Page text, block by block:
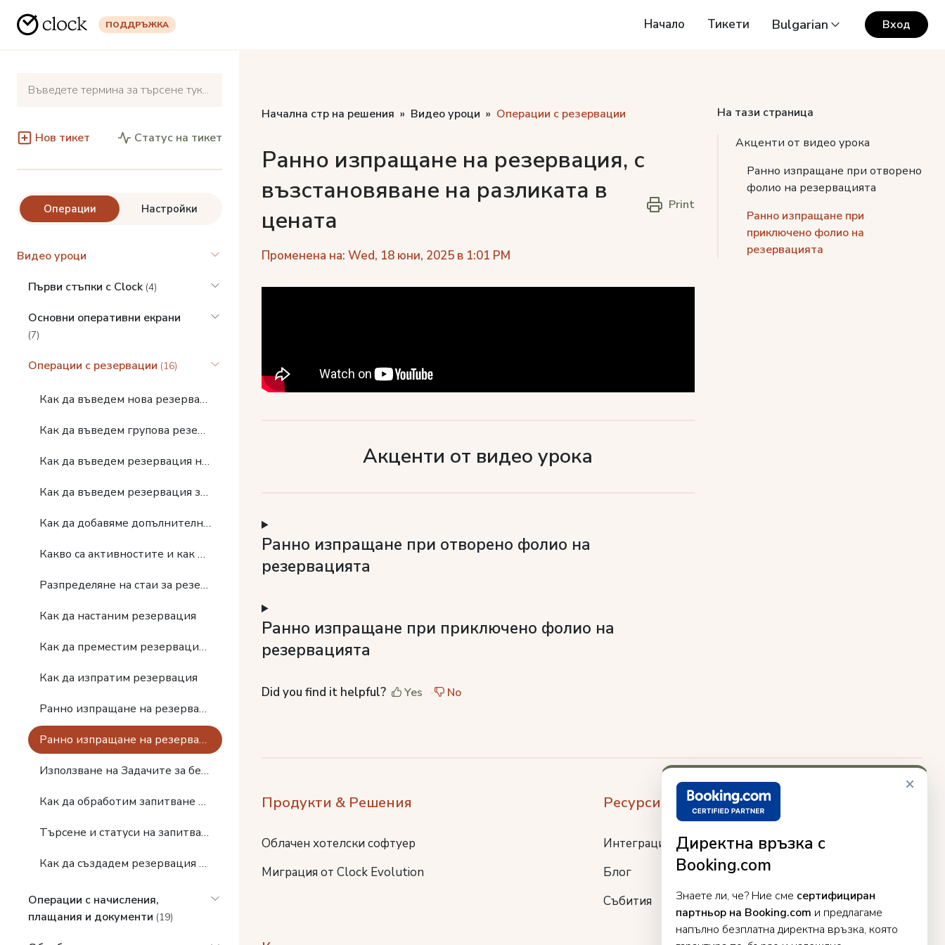
ПОДДРЪЖКА Начало Тикети Bulgarian Вход
×
Директна връзка с
Booking.com
Знаете ли, че? Ние сме сертифициран
партньор на Booking.com и предлагаме
напълно безплатна директна връзка, която
Нов тикет Статус на тикет
Операции Настройки
Видео уроци
Първи стъпки с Clock (4)
Основни оперативни екрани
(7)
Операции с резервации (16)
Как да въведем нова резервация
Как да въведем групова резервация
Как да въведем резервация на Kомпания
Как да въведем резервация за Мероприятие или Блок
Как да добавяме допълнителни услуги при създаване на резервации
Какво са активностите и как да ги резервираме
Разпределяне на стаи за резервациите
Как да настаним резервация
Как да преместим резервация в друга стая
Как да изпратим резервация
Ранно изпращане на резервация, без възстановяване на разликата в цената
Ранно изпращане на резервация, с възстановяване на разликата в цената
Използване на Задачите за бележки и напомняния
Как да обработим запитване за резервация и да изпратим отговор на клиента
Търсене и статуси на запитванията, списък чакащи
Как да създадем резервация на база запитване за резервация
Операции с начисления,
плащания и документи (19)
Начална стр на решения Видео уроци Операции с резервации
Ранно изпращане на резервация, с
възстановяване на разликата в
цената
Променена на: Wed, 18 юни, 2025 в 1:01 PM
Print
Акценти от видео урока
Ранно изпращане при отворено фолио на
резервацията
Ранно изпращане при приключено фолио на
резервацията
Did you find it helpful? Yes No
На тази страница
Акценти от видео урока
Ранно изпращане при отворено
фолио на резервацията
Ранно изпращане при
приключено фолио на
резервацията
Продукти & Решения
Облачен хотелски софтуер
Миграция от Clock Evolution
Ресурси
Интеграции
Блог
Събития